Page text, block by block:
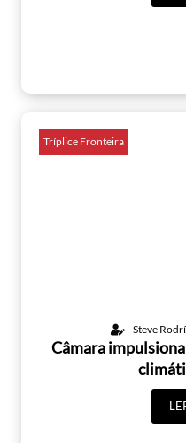
Tríplice Fronteira
Steve
Câmara